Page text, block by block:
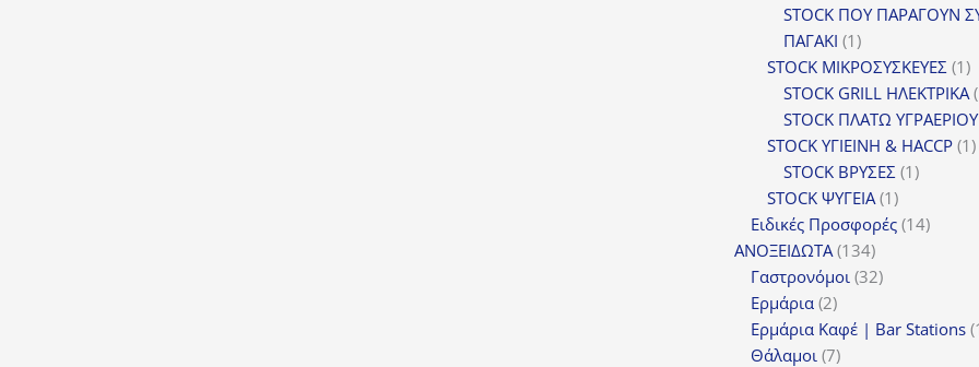
προϊόν
STOCK ΠΟΥ ΠΑΡΑΓΟΥΝ
ΠΑΓΑΚΙ 11
προϊόν
STOCK ΜΙΚΡΟΣΥΣΚΕΥΕΣ 11
STOCK GRILL ΗΛΕΚΤΡΙΚΑ
STOCK ΠΛΑΤΩ ΥΓΡΑΕΡΙΟΥ
STOCK ΥΓΙΕΙΝΗ & HACCP 11
STOCK ΒΡΥΣΕΣ 11
STOCK ΨΥΓΕΙΑ 11
προϊόν
Ειδικές Προσφορές 1414
ΑΝΟΞΕΙΔΩΤΑ 134134
προϊόντα
Γαστρονόμοι 3232
Ερμάρια 22
προϊόντα
Ερμάρια Καφέ | Bar Stations
Θάλαμοι 77